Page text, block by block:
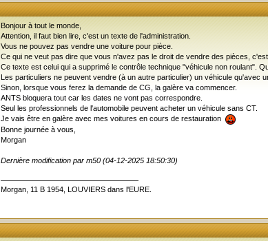
Bonjour à tout le monde,
Attention, il faut bien lire, c'est un texte de l'administration.
Vous ne pouvez pas vendre une voiture pour pièce.
Ce qui ne veut pas dire que vous n'avez pas le droit de vendre des pièces, c'est
Ce texte est celui qui a supprimé le contrôle technique "véhicule non roulant".
Les particuliers ne peuvent vendre (à un autre particulier) un véhicule qu'avec
Sinon, lorsque vous ferez la demande de CG, la galère va commencer.
ANTS bloquera tout car les dates ne vont pas correspondre.
Seul les professionnels de l'automobile peuvent acheter un véhicule sans CT.
Je vais être en galère avec mes voitures en cours de restauration
Bonne journée à vous,
Morgan
Dernière modification par m50 (04-12-2025 18:50:30)
Morgan, 11 B 1954, LOUVIERS dans l'EURE.